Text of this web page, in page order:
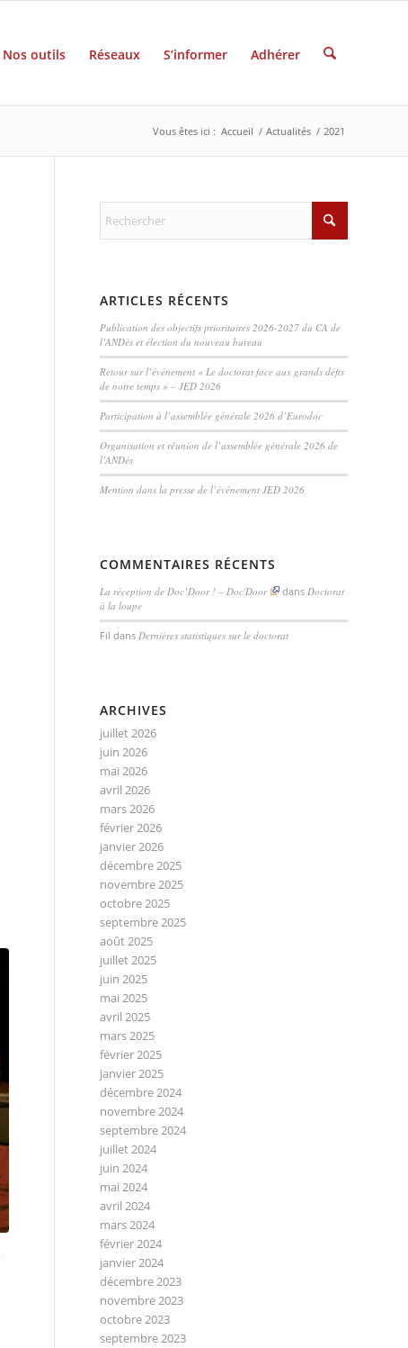
Nos outils Réseaux S’informer Adhérer
Vous êtes ici : Accueil / Actualités / 2021
ARTICLES RÉCENTS
Publication des objectifs prioritaires 2026-2027 du CA de
l’ANDès et élection du nouveau bureau
Retour sur l’événement « Le doctorat face aux grands défis
de notre temps » – JED 2026
Participation à l’assemblée générale 2026 d’Eurodoc
Organisation et réunion de l’assemblée générale 2026 de
l’ANDès
Mention dans la presse de l’événement JED 2026
COMMENTAIRES RÉCENTS
La réception de Doc’Door ! – Doc'Door dans Doctorat
à la loupe
Fil dansDernières statistiques sur le doctorat
ARCHIVES
juillet 2026
juin 2026
mai 2026
avril 2026
mars 2026
février 2026
janvier 2026
décembre 2025
novembre 2025
octobre 2025
septembre 2025
août 2025
juillet 2025
juin 2025
mai 2025
avril 2025
mars 2025
février 2025
janvier 2025
décembre 2024
novembre 2024
septembre 2024
juillet 2024
juin 2024
mai 2024
avril 2024
mars 2024
février 2024
janvier 2024
décembre 2023
novembre 2023
octobre 2023
septembre 2023